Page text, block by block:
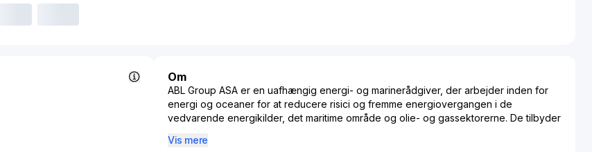
Om
ABL Group ASA er en uafhængig energi- og marinerådgiver, der arbejder inden for
energi og oceaner for at reducere risici og fremme energiovergangen i de
vedvarende energikilder, det maritime område og olie- og gassektorerne. De tilbyder
end 300 lokationer verden over. De har kontorer primært i marine- og offshore-
Vis mere